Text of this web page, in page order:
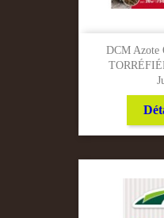
DCM Azote